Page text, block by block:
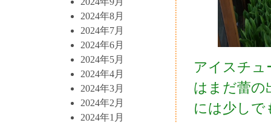
2024年8月
2024年7月
2024年6月
2024年5月
2024年4月
2024年3月
2024年2月
2024年1月
アイスチュ
はまだ蕾の
には少しで